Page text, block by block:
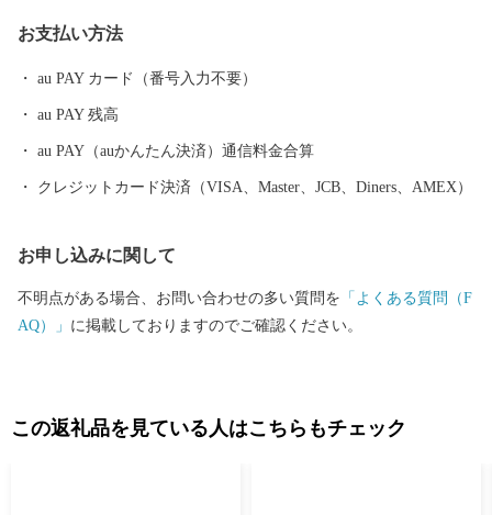
合わせ 鶴岡市総務部総務課 ふるさと納税担当（平日8時30分~17
問い合わせ 株式会社チャンピオン(管理業務受託事業者) 営業時間
【平日】10:00〜18:00 ※土日祝祭日はお休みをいただいておりま
す。 TEL: 0120-153-012 E-mail：3012_turuoka@champion.co.jp
お支払い方法
au PAY カード（番号入力不要）
au PAY 残高
au PAY（auかんたん決済）通信料金合算
クレジットカード決済（VISA、Master、JCB、Diners、AMEX）
お申し込みに関して
不明点がある場合、お問い合わせの多い質問を 「よくある質問（F
AQ）」 に掲載しておりますのでご確認ください。
この返礼品を見ている人はこちらもチェック